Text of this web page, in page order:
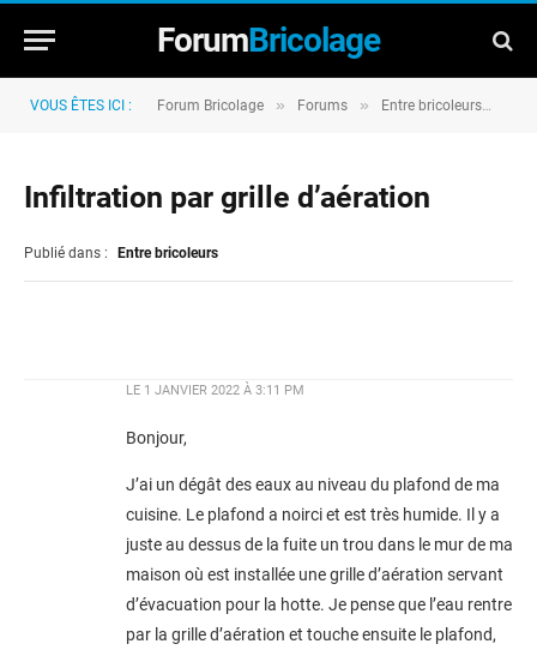
ForumBricolage
VOUS ÊTES ICI : Forum Bricolage » Forums » Entre bricoleurs
Infiltration par grille d’aération
Publié dans : Entre bricoleurs
LE 1 JANVIER 2022 À 3:11 PM
Bonjour,
J’ai un dégât des eaux au niveau du plafond de ma
cuisine. Le plafond a noirci et est très humide. Il y a
juste au dessus de la fuite un trou dans le mur de ma
maison où est installée une grille d’aération servant
d’évacuation pour la hotte. Je pense que l’eau rentre
par la grille d’aération et touche ensuite le plafond,